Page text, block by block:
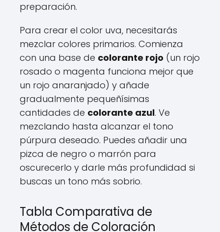
preparación.
Para crear el color uva, necesitarás
mezclar colores primarios. Comienza
con una base de colorante rojo (un rojo
rosado o magenta funciona mejor que
un rojo anaranjado) y añade
gradualmente pequeñísimas
cantidades de colorante azul. Ve
mezclando hasta alcanzar el tono
púrpura deseado. Puedes añadir una
pizca de negro o marrón para
oscurecerlo y darle más profundidad si
buscas un tono más sobrio.
Tabla Comparativa de
Métodos de Coloración